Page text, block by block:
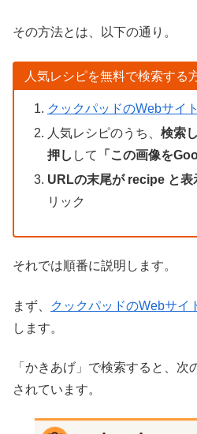
その方法とは、以下の通り。
人気レシピを無料で検索する
クックパッドのWebサイト
人気レシピのうち、 検索
押し して 「この画像を
URLの末尾が recipe と表
リック
それでは順番に説明します。
まず、 クックパッドのWebサイ
します。
「かきあげ」で検索すると、次
されています。